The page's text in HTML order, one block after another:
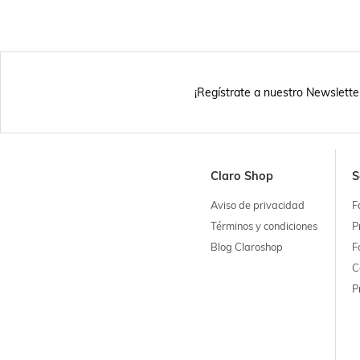
¡Regístrate a nuestro
Claro Shop
Aviso de privacidad
Términos y condiciones
Blog Claroshop